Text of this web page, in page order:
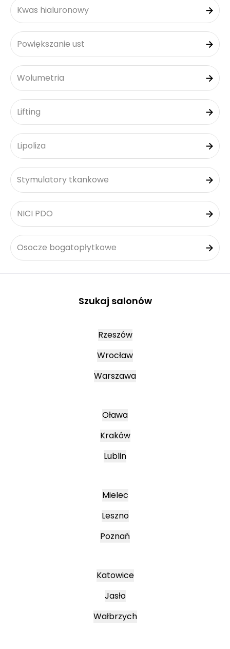
Kwas hialuronowy
Powiększanie ust
Wolumetria
Lifting
Lipoliza
Stymulatory tkankowe
NICI PDO
Osocze bogatopłytkowe
Szukaj salonów
Rzeszów
Wrocław
Warszawa
Oława
Kraków
Lublin
Mielec
Leszno
Poznań
Katowice
Jasło
Wałbrzych